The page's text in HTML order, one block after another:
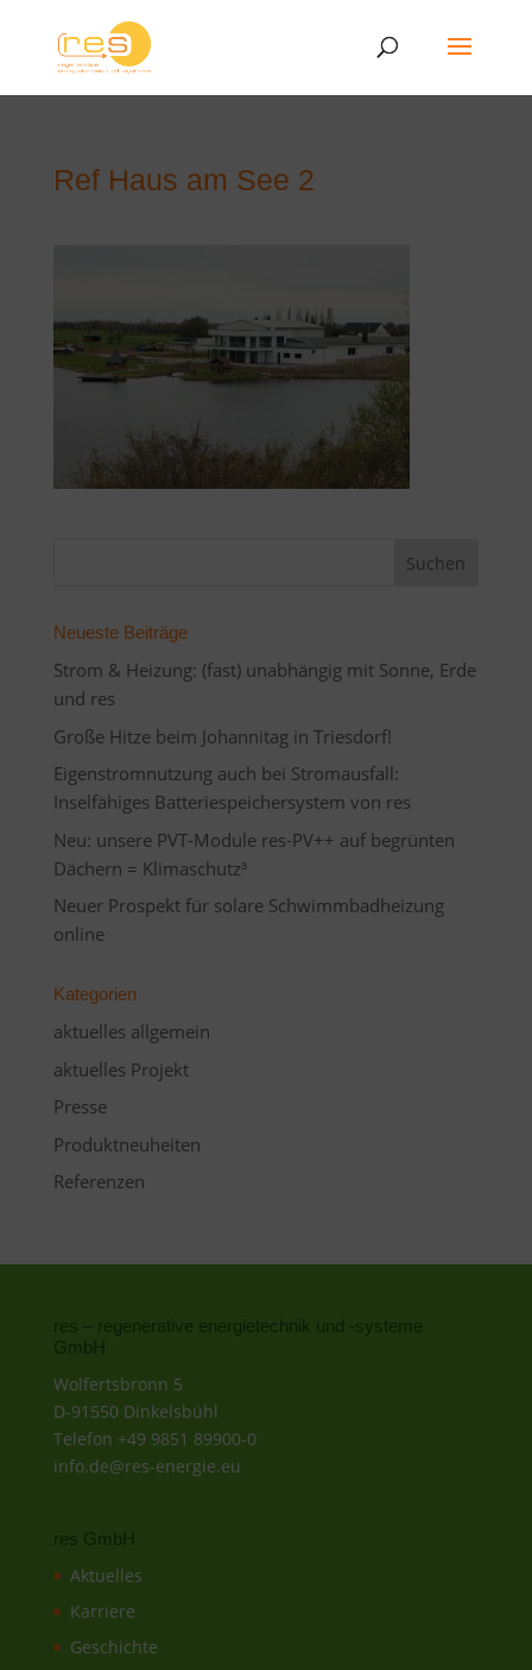
Ref Haus am See 2
Neueste Beiträge
Strom & Heizung: (fast) unabhängig mit Sonne, Erde
und res
Große Hitze beim Johannitag in Triesdorf!
Eigenstromnutzung auch bei Stromausfall:
Inselfähiges Batteriespeichersystem von res
Neu: unsere PVT-Module res-PV++ auf begrünten
Dächern = Klimaschutz³
Neuer Prospekt für solare Schwimmbadheizung
online
Kategorien
aktuelles allgemein
aktuelles Projekt
Presse
Produktneuheiten
Referenzen
res – regenerative energietechnik und -systeme
GmbH
Wolfertsbronn 5
D-91550 Dinkelsbühl
Telefon +49 9851 89900-0
info.de@res-energie.eu
res GmbH
Aktuelles
Karriere
Geschichte